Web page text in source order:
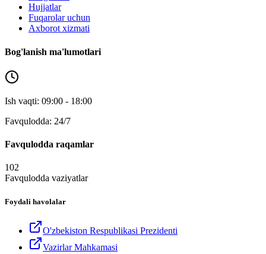
Hujjatlar
Fuqarolar uchun
Axborot xizmati
Bog'lanish ma'lumotlari
Ish vaqti: 09:00 - 18:00
Favqulodda: 24/7
Favqulodda raqamlar
102
Favqulodda vaziyatlar
Foydali havolalar
O'zbekiston Respublikasi Prezidenti
Vazirlar Mahkamasi